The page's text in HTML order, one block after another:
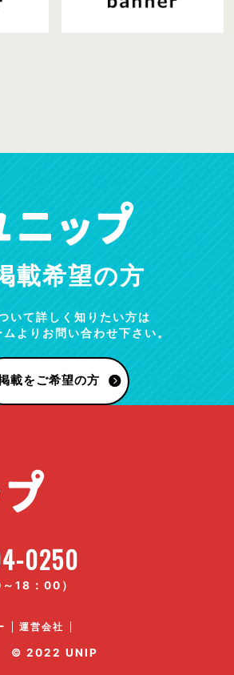
載希望の方
いて詳しく知りたい方は
よりお問い合わせ下さい。
載をご希望の方
0250
18：00）
運営会社
© 2022 UNIP